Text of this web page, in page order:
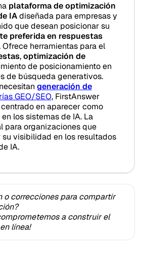
plataforma de optimización
IAdiseñada para empresas y
que desean posicionar su
preferida en respuestas
Ofrece herramientas para el
,optimización de
de posicionamiento en
de búsqueda generativos.
generación de
GEO/SEO, FirstAnswer
en aparecer como
los sistemas de IA. La
para organizaciones que
visibilidad en los resultados
IA.
o correcciones para compartir
a construir el
línea!